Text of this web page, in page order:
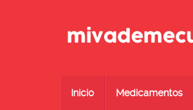
Inicio Medicamentos